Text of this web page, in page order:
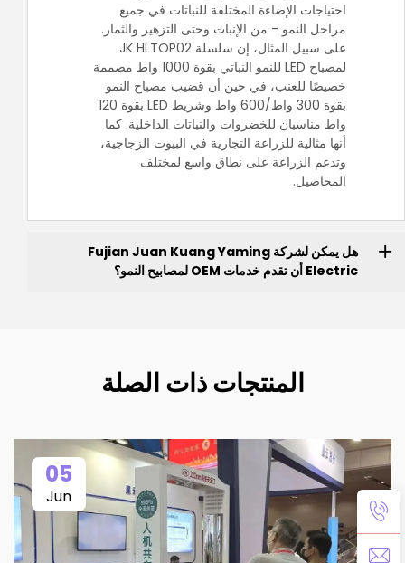
احتياجات الإضاءة المختلفة للنباتات في جميع
مراحل النمو - من الإنبات وحتى التزهير والثمار.
على سبيل المثال، إن سلسلة JK HLTOP02
لمصباح LED للنمو النباتي بقوة 1000 واط مصممة
خصيصًا للعنب، في حين أن قضيب مصباح النمو
بقوة 300 واط/600 واط وشريط LED بقوة 120
واط مناسبان للخضروات والنباتات الداخلية. كما
أنها مثالية للزراعة التجارية في البيوت الزجاجية،
وتدعم الزراعة على نطاق واسع لمختلف
المحاصيل.
هل يمكن لشركة Fujian Juan Kuang Yaming
Electric أن تقدم خدمات OEM لمصابيح النمو؟
المنتجات ذات الصلة
05
Jun